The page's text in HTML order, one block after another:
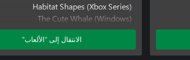
Habitat Shapes (Xbox Series)
The Cute Whale (Windows)
The Cute Whale (Xbox One)
The Cute Whale (Xbox Series)
Toad Slide (Windows)
الانتقال إلى "الألعاب"